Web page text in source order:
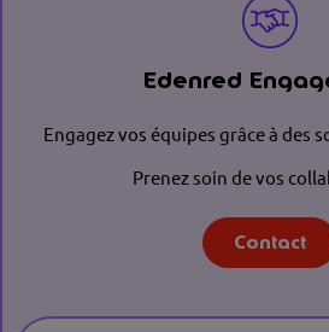
Edenred
Engagez vos équipes grâce à des
Prenez soin de vos
Contact